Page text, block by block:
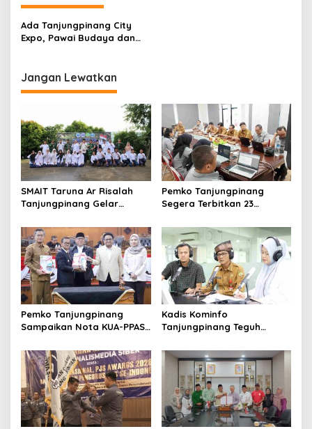
a
s
p
o
Ada Tanjungpinang City
Expo, Pawai Budaya dan
Jangan Lewatkan
SMAIT Taruna Ar Risalah
Tanjungpinang Gelar
Tanamkan Disiplin dan Jiwa
Kepemimpinan
Pemko Tanjungpinang
Segera Terbitkan 23
Pemko Tanjungpinang
Sampaikan Nota KUA-PPAS
DPRD
Kadis Kominfo
Tanjungpinang Teguh
Warga Jadi Bahan Evaluasi
Pemerintah